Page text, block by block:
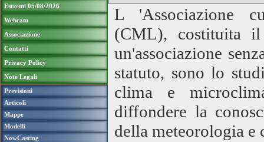
Estremi 05/08/2026
Webcam
Associazione
Contatti
Privacy Policy
Note Legali
Previsioni
Articoli
Mappe
Modelli
NowCasting
L 'Associazione
(CML), costituita
un'associazione
statuto, sono lo
clima e
diffondere la
della meteorologia e